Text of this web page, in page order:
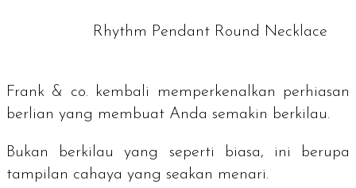
Rhythm Pendant Round Necklace
Frank & co. kembali memperkenalkan perhiasan
berlian yang membuat Anda semakin berkilau.
Bukan berkilau yang seperti biasa, ini berupa
tampilan cahaya yang seakan menari.